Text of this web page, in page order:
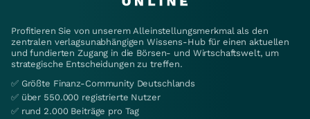
Profitieren Sie von unserem Alleinstellungsmerkmal als den
zentralen verlagsunabhängigen Wissens-Hub für einen aktuellen
und fundierten Zugang in die Börsen- und Wirtschaftswelt, um
strategische Entscheidungen zu treffen.
✅ Größte Finanz-Community Deutschlands
✅ über 550.000 registrierte Nutzer
✅ rund 2.000 Beiträge pro Tag